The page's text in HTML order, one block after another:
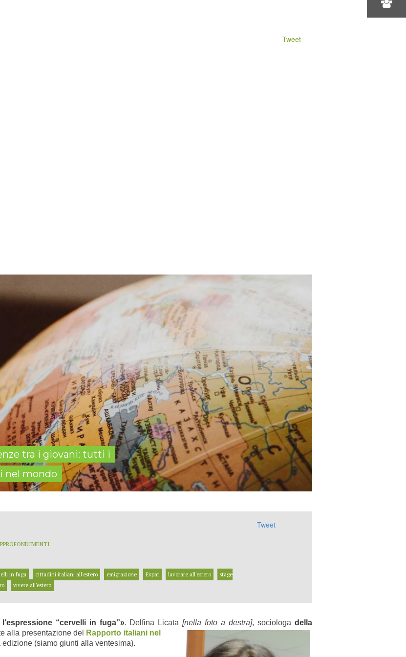
Tweet
tra i giovani: tutti i
nel mondo
in fuga cittadini italiani all'estero emigrazione Expat lavorare all'estero
stage
vivere all'estero
Tweet
“cervelli in fuga”». Delfina Licata[nella foto a destra], sociologa della
alla presentazione del
Rapporto italiani nel
(siamo giunti alla ventesima).